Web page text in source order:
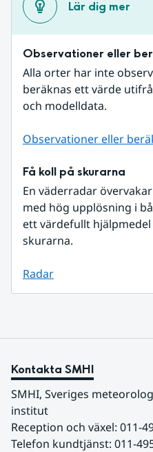
Lär dig mer
Observationer eller
Alla orter har inte
beräknas ett värde
och modelldata.
Observationer eller
Få koll på skurarna
En väderradar
med hög upplösning i
ett värdefullt
skurarna.
Radar
Kontakta SMHI
SMHI, Sveriges
institut
Reception och växel: 011-
Telefon kundtjänst: 011-